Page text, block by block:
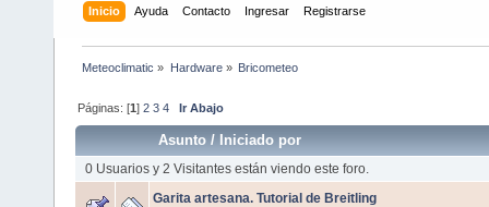
Inicio Ayuda Contacto Ingresar Registrarse
Meteoclimatic » Hardware» Bricometeo
Páginas: [1]2 3 4 Ir Abajo
Asunto /Iniciado por
0 Usuarios y 2 Visitantes están viendo este foro.
Garita artesana. Tutorial de Breitling